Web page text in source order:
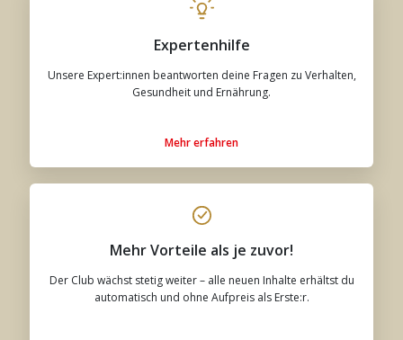
Expertenhilfe
Unsere Expert:innen beantworten deine Fragen zu Verhalten,
Gesundheit und Ernährung.
Mehr erfahren
Mehr Vorteile als je zuvor!
Der Club wächst stetig weiter – alle neuen Inhalte erhältst du
automatisch und ohne Aufpreis als Erste:r.